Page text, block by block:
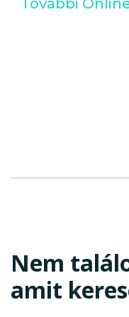
További
Nem
amit